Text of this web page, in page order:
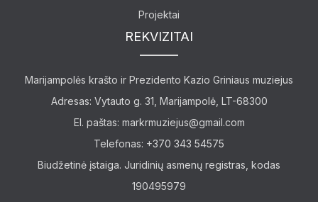
Lankytojams
Apie mus
Projektai
REKVIZITAI
Marijampolės krašto ir Prezidento Kazio Griniaus muziejus
Adresas: Vytauto g. 31, Marijampolė, LT-68300
El. paštas: markrmuziejus@gmail.com
Telefonas: +370 343 54575
Biudžetinė įstaiga. Juridinių asmenų registras, kodas
190495979